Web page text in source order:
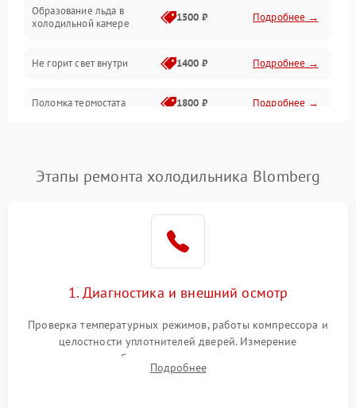
Образование льда в
холодильной камере
1500 ₽ Подробнее →
Не горит свет внутри 1400 ₽ Подробнее →
Поломка термостата 1800 ₽ Подробнее →
Поломка системы No Frost 2600 ₽ Подробнее →
работе
2000 ₽ Подробнее →
1000 ₽
Этапы ремонта холодильника Blomberg
1. Диагностика и внешний осмотр
Проверка температурных режимов, работы компрессора и
целостности уплотнителей дверей. Измерение
сопротивления обмоток мотора, проверка термостата и
считывание кодов ошибок с электронного дисплея.
Подробнее